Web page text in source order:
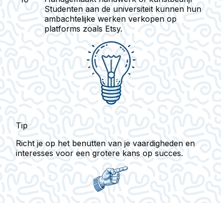
Studenten aan de universiteit kunnen hun
ambachtelijke werken verkopen op
platforms zoals Etsy.
Tip
Richt je op het benutten van je vaardigheden en
interesses voor een grotere kans op succes.